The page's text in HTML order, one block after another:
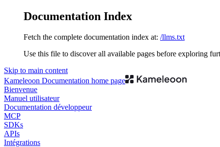
Documentation Index
Fetch the complete documentation index at: /llms.txt
Use this file to discover all available pages before exploring
Skip to main content
Kameleoon Documentation home page
Bienvenue
Manuel utilisateur
Documentation développeur
MCP
SDKs
APIs
Intégrations